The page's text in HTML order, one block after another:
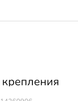
крепления
14260906